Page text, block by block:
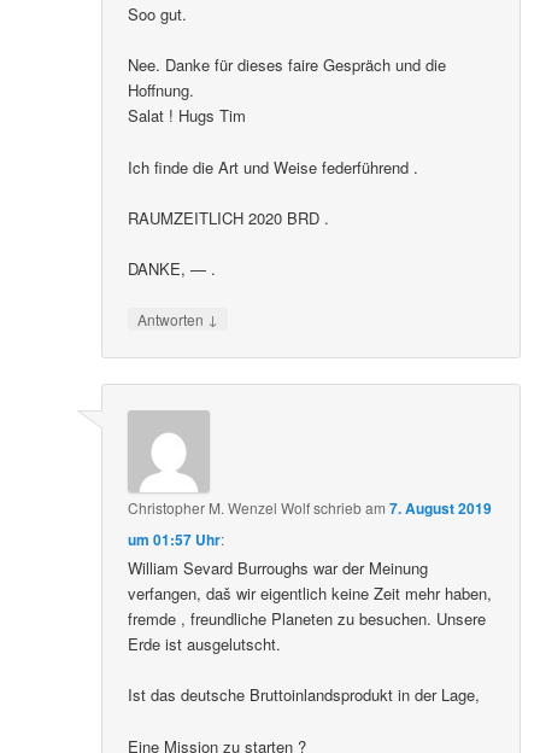
Soo gut.
Nee. Danke für dieses faire Gespräch und die
Hoffnung.
Salat ! Hugs Tim
Ich finde die Art und Weise federführend .
RAUMZEITLICH 2020 BRD .
DANKE, — .
Antworten ↓
Christopher M. Wenzel Wolfschriebam7. August 2019
um 01:57 Uhr:
William Sevard Burroughs war der Meinung
verfangen, daš wir eigentlich keine Zeit mehr haben,
fremde , freundliche Planeten zu besuchen. Unsere
Erde ist ausgelutscht.
Ist das deutsche Bruttoinlandsprodukt in der Lage,
Eine Mission zu starten ?